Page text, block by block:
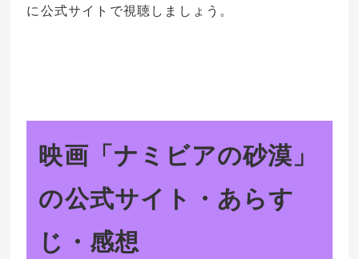
に公式サイトで視聴しましょう。
映画「ナミビアの砂漠」
の公式サイト・あらす
じ・感想